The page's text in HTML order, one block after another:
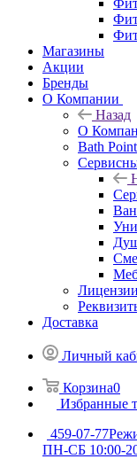
Магазины
Акции
Бренды
О Компании
Назад
О
Bath Point
Доставка
Личный
Корзина0
Избранные
459-07-77
ПН-СБ 10:00-